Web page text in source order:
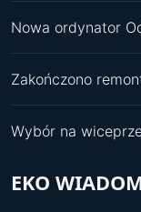
Nowa ordynator
Zakończono
EKO